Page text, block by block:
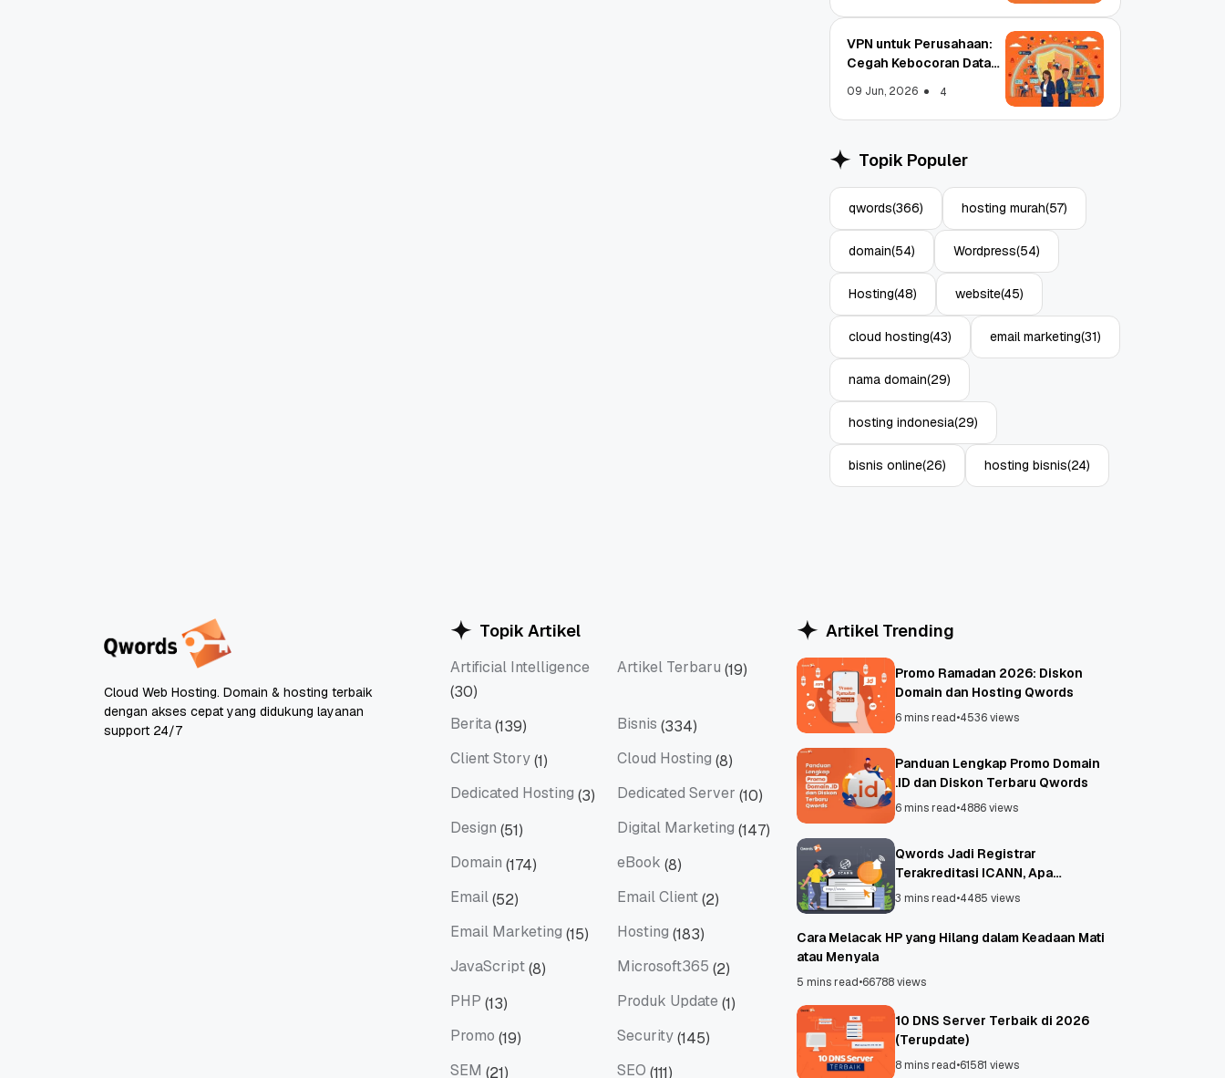
Aplikasi: Atasi Limitasi
11 Jun, 2026 4
VPN untuk Perusahaan:
Cegah Kebocoran Data
09 Jun, 2026 4
Topik Populer
qwords(366) hosting murah(57)
domain(54) Wordpress(54)
Hosting(48) website(45)
cloud hosting(43) email marketing(31)
nama domain(29)
hosting indonesia(29)
bisnis online(26) hosting bisnis(24)
Cloud Web Hosting. Domain & hosting terbaik
dengan akses cepat yang didukung layanan
support 24/7
Topik Artikel
Artificial Intelligence
Artificial Intelligence
(30)
Artikel Terbaru (19)
Berita(139) Bisnis (334)
Client Story(1) Cloud Hosting (8)
Dedicated Hosting (3) Dedicated Server (10)
Design (51) Digital Marketing (147)
Domain (174) eBook (8)
Email(52) Email Client(2)
Email Marketing (15) Hosting (183)
JavaScript(8) Microsoft365 (2)
PHP (13) Produk Update (1)
Promo (19) Security(145)
SEM (21) SEO (111)
Artikel Trending
Promo Ramadan 2026: Diskon
Domain dan Hosting Qwords
6 mins read•4536 views
Panduan Lengkap Promo Domain
.ID dan Diskon Terbaru Qwords
6 mins read•4886 views
Qwords Jadi Registrar
Terakreditasi ICANN, Apa
Untungnya?
3 mins read•4485 views
Cara Melacak HP yang Hilang dalam Keadaan Mati
atau Menyala
5 mins read•66788 views
10 DNS Server Terbaik di 2026
(Terupdate)
8 mins read•61581 views